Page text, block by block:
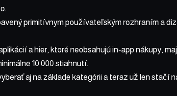
primitívnym používateľským rozhraním a
a hier, ktoré neobsahujú in-app nákupy,
10 000 stiahnutí.
aj na základe kategórii a teraz už len stačí